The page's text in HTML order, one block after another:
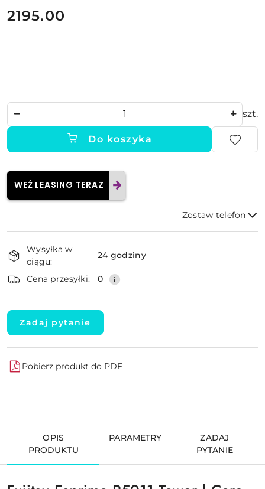
cena:
2195.00
szt.
Do koszyka
WEŹ LEASING TERAZ
Zostaw telefon
Dostępność
i
dostawa
Wysyłka w
ciągu:
24 godziny
Cena przesyłki: 0
Zadaj pytanie
Pobierz produkt do PDF
OPIS
PRODUKTU
PARAMETRY
ZADAJ
PYTANIE